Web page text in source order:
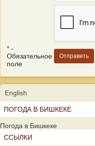
* -
Обязательное
поле
English
ПОГОДА В БИШКЕКЕ
Погода в Бишкеке
ССЫЛКИ